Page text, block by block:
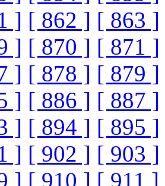
] [ 862 ] [ 863 ]
] [ 870 ] [ 871 ]
] [ 878 ] [ 879 ]
] [ 886 ] [ 887 ]
] [ 894 ] [ 895 ]
] [ 902 ] [ 903 ]
] [ 910 ] [ 911 ]